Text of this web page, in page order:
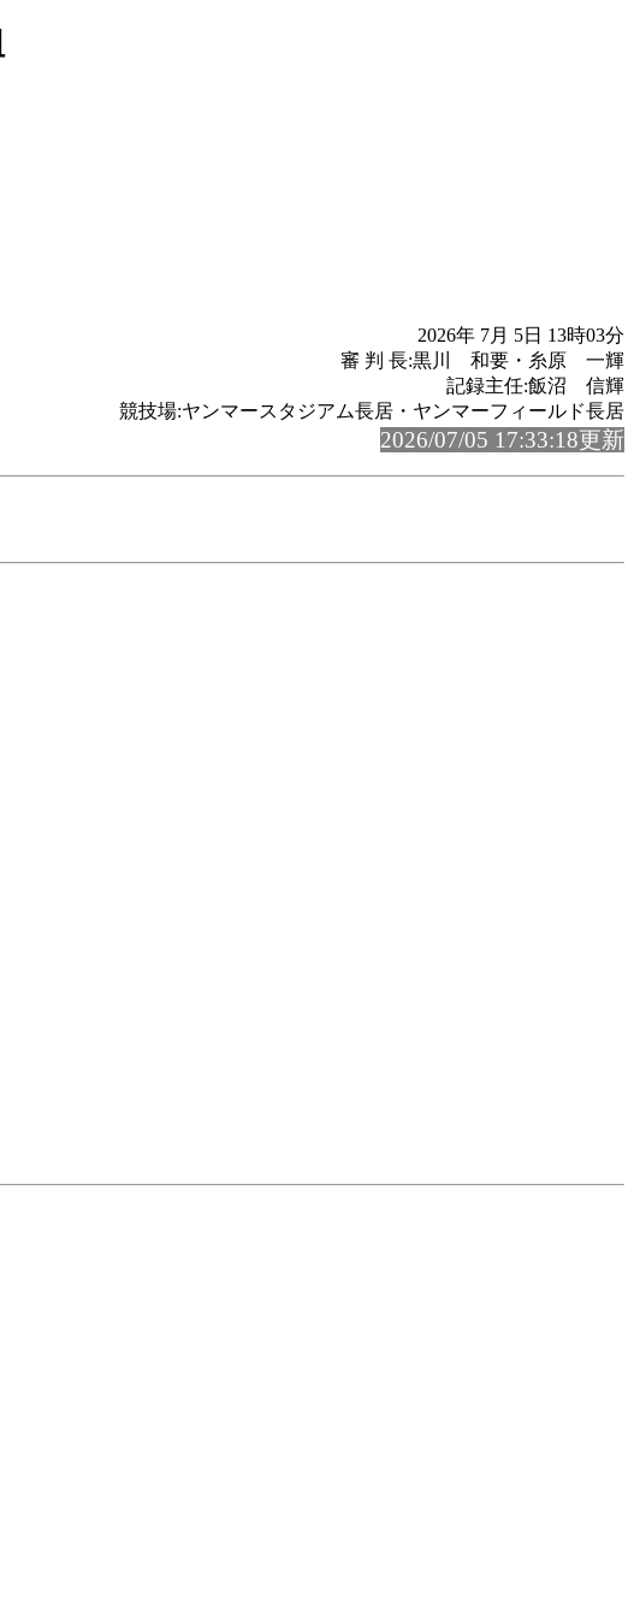
2026年 7月 5日 13時03分
審 判 長:黒川 和要・糸原 一輝
記録主任:飯沼 信輝
競技場:ヤンマースタジアム長居・ヤンマーフィールド長居
2026/07/05 17:33:18更新